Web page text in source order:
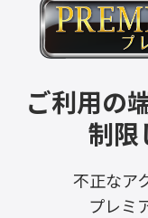
ご利用の
制限
不正なア
プレミ